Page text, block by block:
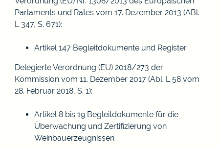
Parlaments und Rates vom 17. Dezember 2013 (ABl.
L 347, S. 671):
Artikel 147 Begleitdokumente und Register
Delegierte Verordnung (EU) 2018/273 der
Kommission vom 11. Dezember 2017 (Abl. L 58 vom
28. Februar 2018, S. 1):
Artikel 8 bis 19 Begleitdokumente für die
Überwachung und Zertifizierung von
Weinbauerzeugnissen